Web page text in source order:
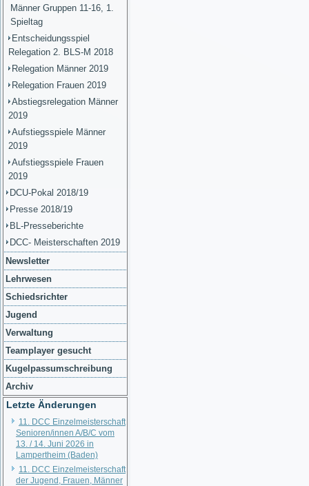
Männer Gruppen 11-16, 1.
Spieltag
Entscheidungsspiel
Relegation 2. BLS-M 2018
Relegation Männer 2019
Relegation Frauen 2019
Abstiegsrelegation Männer
2019
Aufstiegsspiele Männer
2019
Aufstiegsspiele Frauen
2019
DCU-Pokal 2018/19
Presse 2018/19
BL-Presseberichte
DCC- Meisterschaften 2019
Newsletter
Lehrwesen
Schiedsrichter
Jugend
Verwaltung
Teamplayer gesucht
Kugelpassumschreibung
Archiv
Letzte Änderungen
11. DCC Einzelmeisterschaft
Senioren/innen A/B/C vom
13. / 14. Juni 2026 in
Lampertheim (Baden)
11. DCC Einzelmeisterschaft
der Jugend, Frauen, Männer